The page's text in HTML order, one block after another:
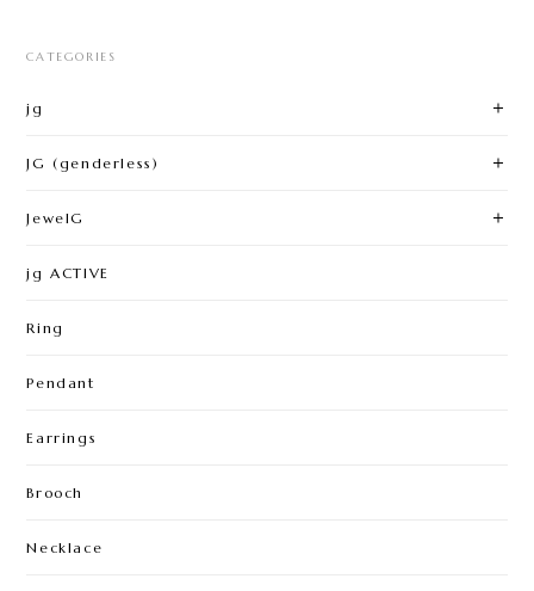
CATEGORIES
jg
JG (genderless)
JewelG
jg ACTIVE
Ring
Pendant
Earrings
Brooch
Necklace